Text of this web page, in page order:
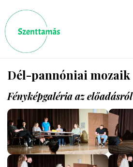
Dél-pannóniai mozaik
Fényképgaléria az előadásról